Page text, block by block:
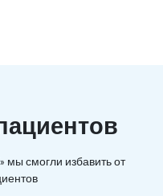
мы смогли избавить от